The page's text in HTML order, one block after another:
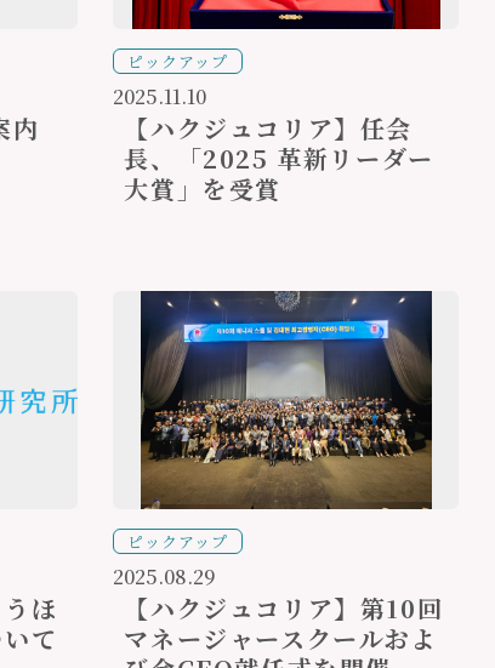
内
ピックアップ
2025.11.10
【ハクジュコリア】任会
長、「2025 革新リーダー
大賞」を受賞
ほ
て
ピックアップ
2025.08.29
【ハクジュコリア】第10回
マネージャースクールおよ